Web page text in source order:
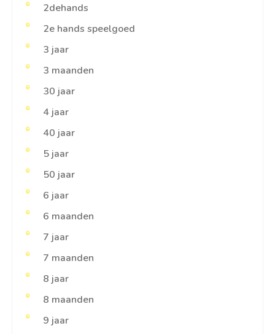
2dehands
2e hands speelgoed
3 jaar
3 maanden
30 jaar
4 jaar
40 jaar
5 jaar
50 jaar
6 jaar
6 maanden
7 jaar
7 maanden
8 jaar
8 maanden
9 jaar